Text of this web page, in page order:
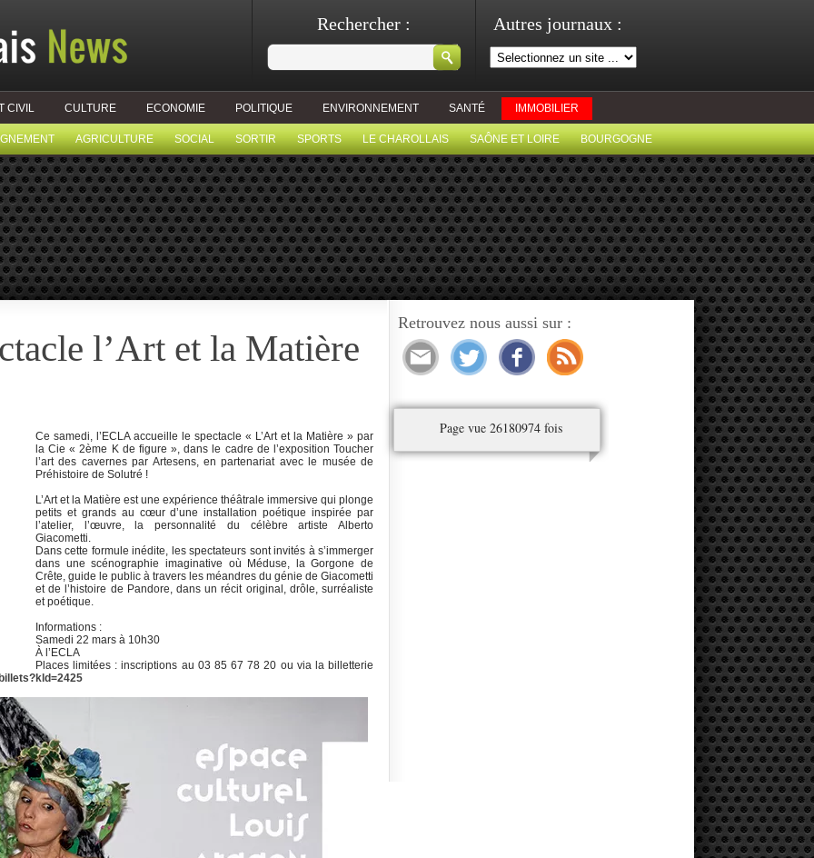
Autres journaux :
Rechercher :
CIVIL CULTURE ECONOMIE POLITIQUE ENVIRONNEMENT SANTÉ IMMOBILIER
AGRICULTURE SOCIAL SORTIR SPORTS LE CHAROLLAIS SAÔNE ET LOIRE BOURGOGNE
l’Art et la Matière
Ce samedi, l’ECLA accueille le spectacle « L’Art et la Matière » par
la Cie « 2ème K de figure », dans le cadre de l’exposition Toucher
l’art des cavernes par Artesens, en partenariat avec le musée de
Préhistoire de Solutré !
L’Art et la Matière est une expérience théâtrale immersive qui plonge
petits et grands au cœur d’une installation poétique inspirée par
l’atelier, l’œuvre, la personnalité du célèbre artiste Alberto
Giacometti.
Dans cette formule inédite, les spectateurs sont invités à s’immerger
dans une scénographie imaginative où Méduse, la Gorgone de
Crête, guide le public à travers les méandres du génie de Giacometti
et de l’histoire de Pandore, dans un récit original, drôle, surréaliste
et poétique.
Informations :
Samedi 22 mars à 10h30
À l’ECLA
Places limitées : inscriptions au 03 85 67 78 20 ou via la billetterie
Retrouvez nous aussi sur :
Page vue 26180974 fois